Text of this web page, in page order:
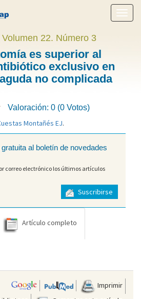
menú
22. Número 3
es superior al
exclusivo en
no complicada
Valoración: 0 (0 Votos)
Montañés EJ.
al boletín de novedades
correo electrónico los últimos artículos
Suscribirse
Artículo completo
Imprimir